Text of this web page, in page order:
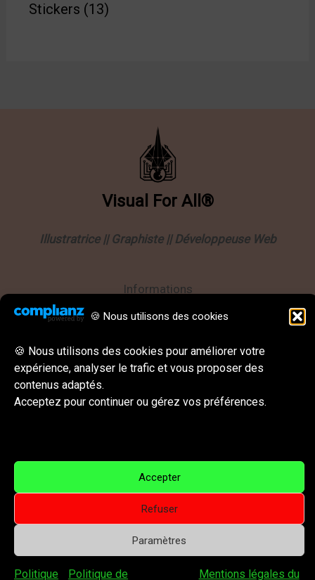
🍪 Nous utilisons des cookies
🍪 Nous utilisons des cookies pour améliorer votre
expérience, analyser le trafic et vous proposer des
contenus adaptés.
Acceptez pour continuer ou gérez vos préférences.
Accepter
Refuser
Paramètres
Politique Politique de Mentions légales du
Stickers 13
Visual For All®
Illustratrice || Graphiste || Développeuse Web
Informations
Politique de confidentialité
CGU || CGV
Réseaux sociaux & Contact
Behance InstagramLinkedIn E-mail
Copyright © 2026 Visual For All – Arts visuels, illustration
et peinture contemporaine | Powered by Visual For All –
Arts visuels, illustration et peinture contemporaine